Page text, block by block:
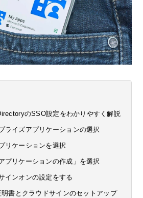
のSSO設定をわかりやすく解説
ライズアプリケーションの選択
リケーションを選択
プリケーションの作成」を選択
インオンの設定をする
書とクラウドサインのセットアップ